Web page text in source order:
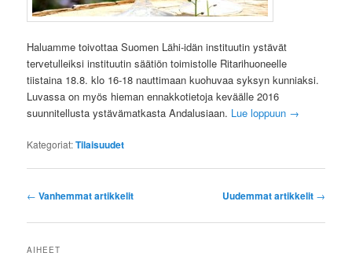
Haluamme toivottaa Suomen Lähi-idän instituutin ystävät
tervetulleiksi instituutin säätiön toimistolle Ritarihuoneelle
tiistaina 18.8. klo 16-18 nauttimaan kuohuvaa syksyn kunniaksi.
Luvassa on myös hieman ennakkotietoja keväälle 2016
suunnitellusta ystävämatkasta Andalusiaan. Lue loppuun →
Kategoriat:Tilaisuudet
Artikkelien
← Vanhemmat artikkelit Uudemmat artikkelit →
AIHEET